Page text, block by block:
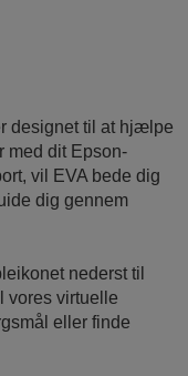
designet til at hjælpe
med dit Epson-
vil EVA bede dig
dig gennem
nederst til
vores virtuelle
eller finde